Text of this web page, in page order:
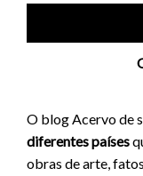
O blog Acervo de
diferentes países
obras de arte,